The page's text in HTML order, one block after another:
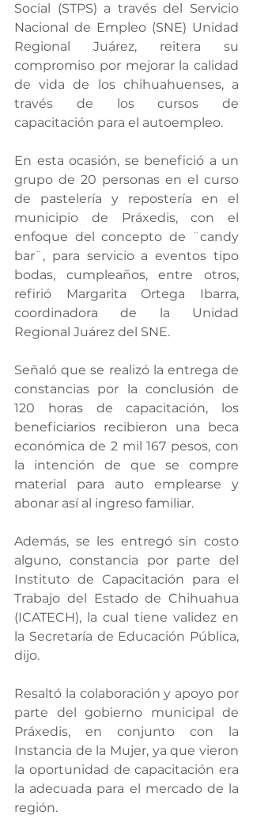
Social (STPS) a través del Servicio
Nacional de Empleo (SNE) Unidad
Regional Juárez, reitera su
compromiso por mejorar la calidad
de vida de los chihuahuenses, a
través de los cursos de
capacitación para el autoempleo.
En esta ocasión, se benefició a un
grupo de 20 personas en el curso
de pastelería y repostería en el
municipio de Práxedis, con el
enfoque del concepto de ¨candy
bar¨, para servicio a eventos tipo
bodas, cumpleaños, entre otros,
refirió Margarita Ortega Ibarra,
coordinadora de la Unidad
Regional Juárez del SNE.
Señaló que se realizó la entrega de
constancias por la conclusión de
120 horas de capacitación, los
beneficiarios recibieron una beca
económica de 2 mil 167 pesos, con
la intención de que se compre
material para auto emplearse y
abonar así al ingreso familiar.
Además, se les entregó sin costo
alguno, constancia por parte del
Instituto de Capacitación para el
Trabajo del Estado de Chihuahua
(ICATECH), la cual tiene validez en
la Secretaría de Educación Pública,
dijo.
Resaltó la colaboración y apoyo por
parte del gobierno municipal de
Práxedis, en conjunto con la
Instancia de la Mujer, ya que vieron
la oportunidad de capacitación era
la adecuada para el mercado de la
región.